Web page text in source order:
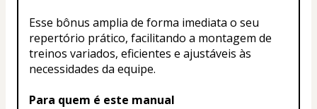
Esse bônus amplia de forma imediata o seu
repertório prático, facilitando a montagem de
treinos variados, eficientes e ajustáveis às
necessidades da equipe.
Para quem é este manual